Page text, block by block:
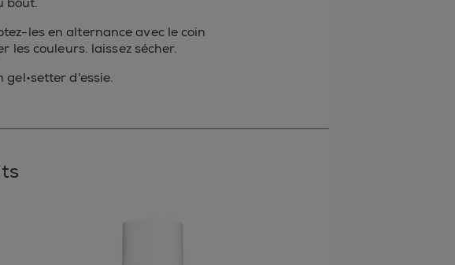
les en alternance avec le coin
les couleurs. laissez sécher.
d'essie.